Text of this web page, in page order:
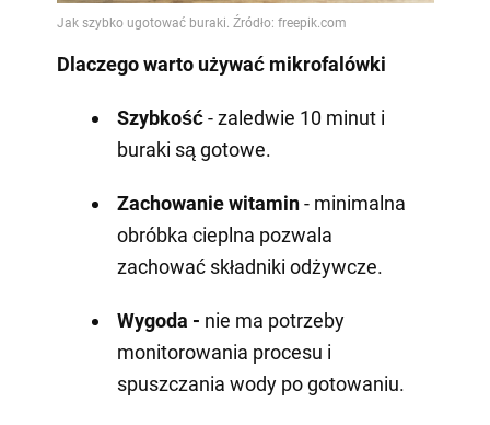
Dlaczego warto używać mikrofalówki
Szybkość- zaledwie 10 minut i
buraki są gotowe.
Zachowanie witamin- minimalna
obróbka cieplna pozwala
zachować składniki odżywcze.
Wygoda - nie ma potrzeby
monitorowania procesu i
spuszczania wody po gotowaniu.